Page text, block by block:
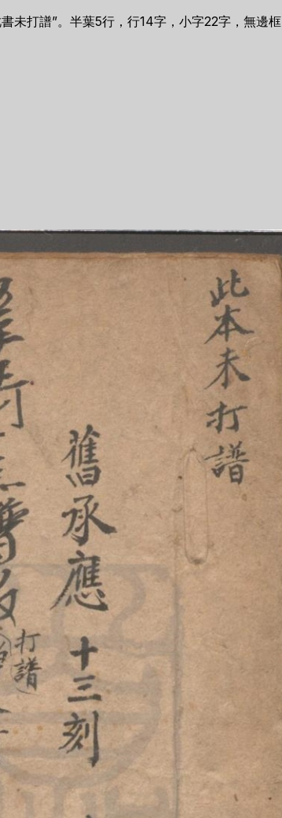
未打譜”。半葉5行，行14字，小字22字，無邊框